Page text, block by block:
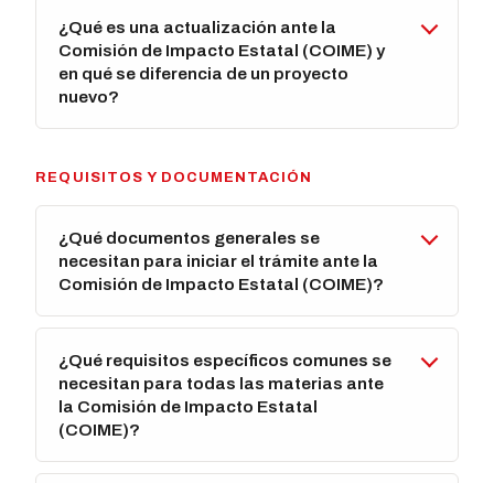
¿Qué es una actualización ante la
Comisión de Impacto Estatal (COIME) y
en qué se diferencia de un proyecto
nuevo?
REQUISITOS Y DOCUMENTACIÓN
¿Qué documentos generales se
necesitan para iniciar el trámite ante la
Comisión de Impacto Estatal (COIME)?
¿Qué requisitos específicos comunes se
necesitan para todas las materias ante
la Comisión de Impacto Estatal
(COIME)?